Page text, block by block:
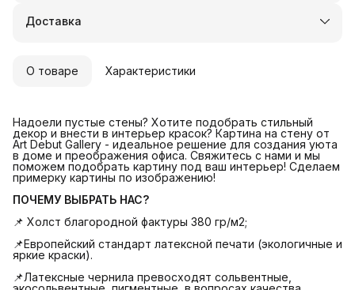
Удобный возврат
Доставка
О товаре Характеристики
Надоели пустые стены? Хотите подобрать стильный
декор и внести в интерьер красок? Картина на стену от
Art Debut Gallery - идеальное решение для создания уюта
в доме и преображения офиса. Свяжитесь с нами и мы
поможем подобрать картину под ваш интерьер! Сделаем
примерку картины по изображению!
ПОЧЕМУ ВЫБРАТЬ НАС?
📌 Холст благородной фактуры 380 гр/м2;
📌Европейский стандарт латексной печати (экологичные и
яркие краски).
📌Латексные чернила превосходят сольвентные,